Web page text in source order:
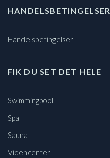
HANDELSBETINGELSER
Handelsbetingelser
FIK DU SET DET HELE
Swimmingpool
Spa
Sauna
Videncenter